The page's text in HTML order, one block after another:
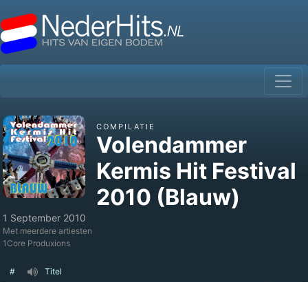
COMPILATIE
Volendammer
Kermis Hit Festival
2010 (Blauw)
1 September 2010
Met meerdere artiesten
1Core Produxions
# Titel